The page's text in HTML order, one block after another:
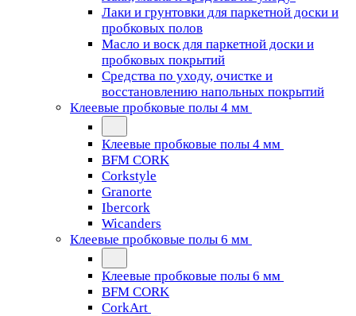
Лаки и грунтовки для паркетной доски и
пробковых полов
Масло и воск для паркетной доски и
пробковых покрытий
Средства по уходу, очистке и
восстановлению напольных покрытий
Клеевые пробковые полы 4 мм
Клеевые пробковые полы 4 мм
BFM CORK
Corkstyle
Granorte
Ibercork
Wicanders
Клеевые пробковые полы 6 мм
Клеевые пробковые полы 6 мм
BFM CORK
CorkArt